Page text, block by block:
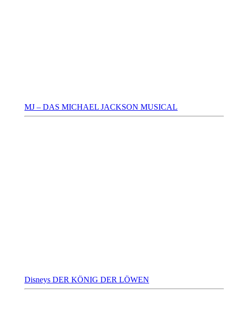
MJ – DAS MICHAEL JACKSON MUSICAL
Disneys DER KÖNIG DER LÖWEN